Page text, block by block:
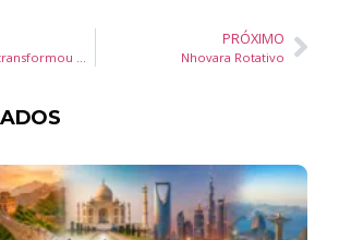
PRÓXIMO
Nhovara Rotativo